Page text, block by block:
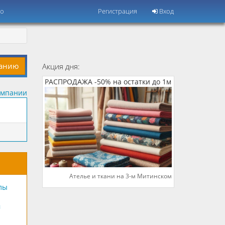
Регистрация Вход
Акция дня:
РАСПРОДАЖА -50% на остатки до 1м
Ателье и ткани на 3-м Митинском